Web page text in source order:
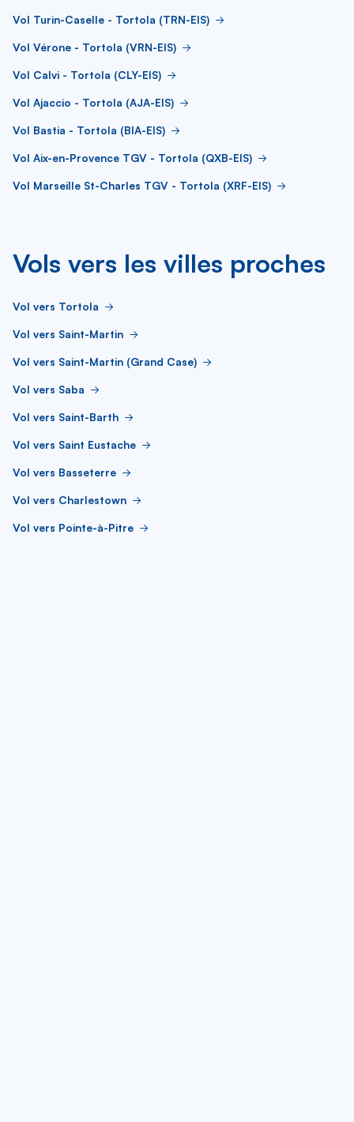
Vol Turin-Caselle - Tortola (TRN-EIS)
Vol Vérone - Tortola (VRN-EIS)
Vol Calvi - Tortola (CLY-EIS)
Vol Ajaccio - Tortola (AJA-EIS)
Vol Bastia - Tortola (BIA-EIS)
Vol Aix-en-Provence TGV - Tortola (QXB-EIS)
Vol Marseille St-Charles TGV - Tortola (XRF-EIS)
Vols vers les villes proches
Vol vers Tortola
Vol vers Saint-Martin
Vol vers Saint-Martin (Grand Case)
Vol vers Saba
Vol vers Saint-Barth
Vol vers Saint Eustache
Vol vers Basseterre
Vol vers Charlestown
Vol vers Pointe-à-Pitre